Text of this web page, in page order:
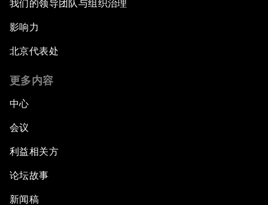
我们的领导团队与组织治理
影响力
北京代表处
更多内容
中心
会议
利益相关方
论坛故事
新闻稿